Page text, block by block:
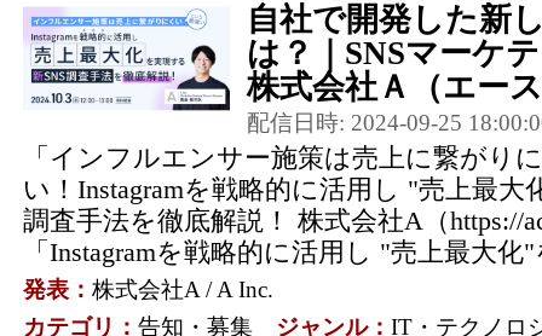
自社で開発した新
は？｜SNSマーケ
株式会社Ａ（エー
配信日時: 2024-09-25
「インフルエンサー施策は売上に繋がり
い！Instagramを戦略的に活用し "売上最大
調査手法を徹底解説！ 株式会社A（https://
「Instagramを戦略的に活用し "売上最大化
発表： 株式会社A / A Inc.
カテゴリ： 告知・募集 ジャンル： IT・テクノロ